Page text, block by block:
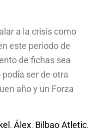
a la crisis como
este periodo de
de fichas sea
ser de otra
año y un Forza
, Álex, Bilbao Atletic,